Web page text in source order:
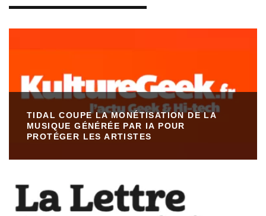
TIDAL COUPE LA MONÉTISATION DE LA
MUSIQUE GÉNÉRÉE PAR IA POUR
PROTÉGER LES ARTISTES